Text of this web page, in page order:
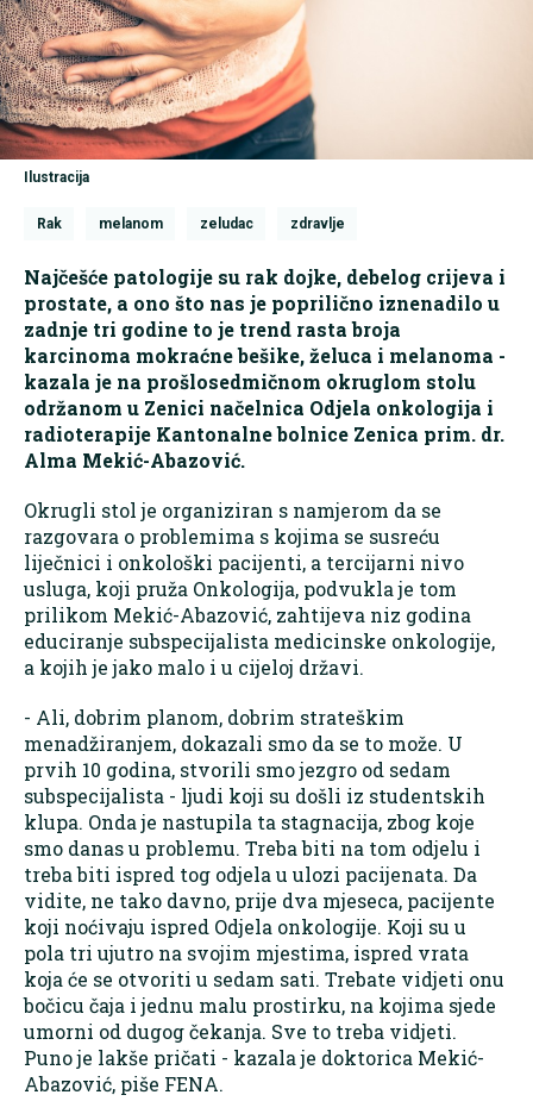
Ilustracija
Rak melanom zeludac zdravlje
Najčešće patologije su rak dojke, debelog crijeva i
prostate, a ono što nas je poprilično iznenadilo u
zadnje tri godine to je trend rasta broja
karcinoma mokraćne bešike, želuca i melanoma -
kazala je na prošlosedmičnom okruglom stolu
održanom u Zenici načelnica Odjela onkologija i
radioterapije Kantonalne bolnice Zenica prim. dr.
Alma Mekić-Abazović.
Okrugli stol je organiziran s namjerom da se
razgovara o problemima s kojima se susreću
liječnici i onkološki pacijenti, a tercijarni nivo
usluga, koji pruža Onkologija, podvukla je tom
prilikom Mekić-Abazović, zahtijeva niz godina
educiranje subspecijalista medicinske onkologije,
a kojih je jako malo i u cijeloj državi.
- Ali, dobrim planom, dobrim strateškim
menadžiranjem, dokazali smo da se to može. U
prvih 10 godina, stvorili smo jezgro od sedam
subspecijalista - ljudi koji su došli iz studentskih
klupa. Onda je nastupila ta stagnacija, zbog koje
smo danas u problemu. Treba biti na tom odjelu i
treba biti ispred tog odjela u ulozi pacijenata. Da
vidite, ne tako davno, prije dva mjeseca, pacijente
koji noćivaju ispred Odjela onkologije. Koji su u
pola tri ujutro na svojim mjestima, ispred vrata
koja će se otvoriti u sedam sati. Trebate vidjeti onu
bočicu čaja i jednu malu prostirku, na kojima sjede
umorni od dugog čekanja. Sve to treba vidjeti.
Puno je lakše pričati - kazala je doktorica Mekić-
Abazović, piše FENA.